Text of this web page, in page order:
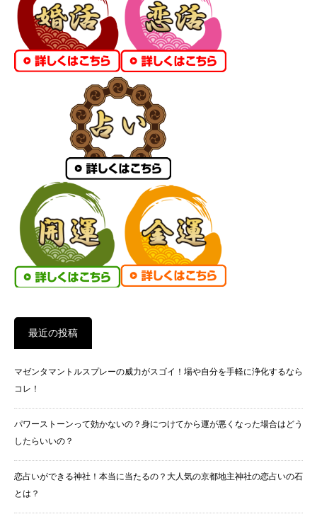
最近の投稿
マゼンタマントルスプレーの威力がスゴイ！場や自分を手軽に浄化するなら
コレ！
パワーストーンって効かないの？身につけてから運が悪くなった場合はどう
したらいいの？
恋占いができる神社！本当に当たるの？大人気の京都地主神社の恋占いの石
とは？